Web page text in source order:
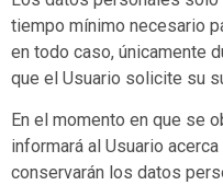
tiempo mínimo necesario
en todo caso, únicamente
que el Usuario solicite su
En el momento en que se
informará al Usuario
conservarán los datos